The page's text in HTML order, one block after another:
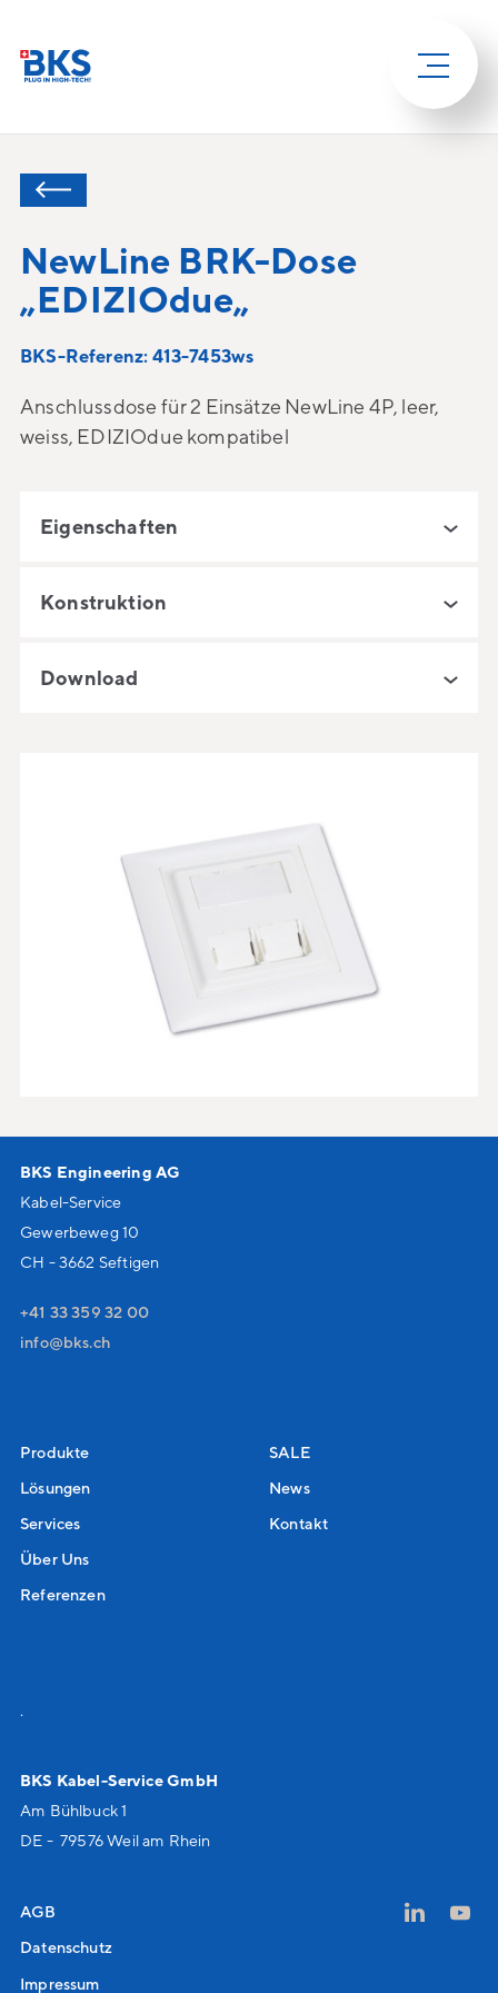
NewLine BRK-Dose
„EDIZIOdue„
BKS-Referenz: 413-7453ws
Anschlussdose für 2 Einsätze NewLine 4P, leer,
weiss, EDIZIOdue kompatibel
Eigenschaften
Konstruktion
Download
BKS Engineering AG
Kabel-Service
Gewerbeweg 10
CH - 3662 Seftigen
+41 33 359 32 00
nf
bks ch
Produkte
Lösungen
Services
Über Uns
Referenzen
SALE
News
Kontakt
.
BKS Kabel-Service GmbH
Am Bühlbuck 1
DE - 79576 Weil am Rhein
AGB
Datenschutz
Impressum